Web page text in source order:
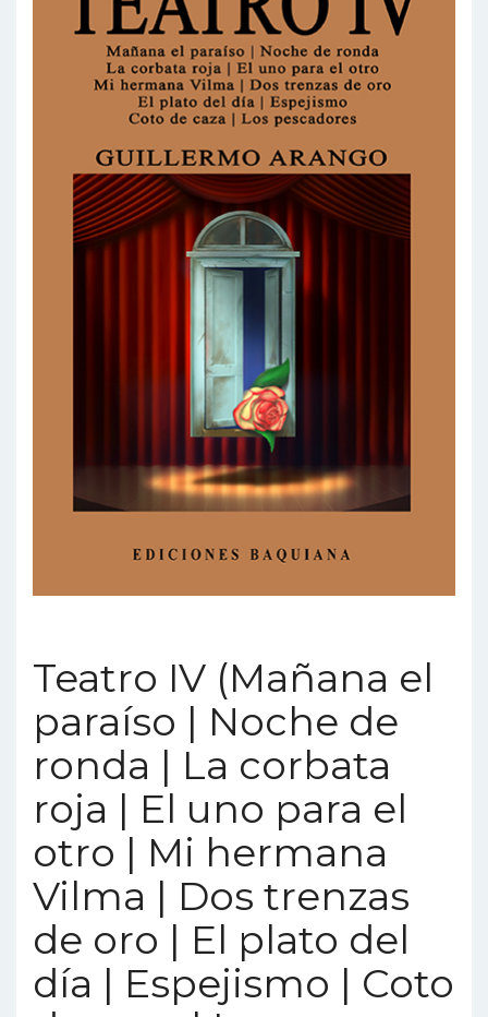
Teatro IV (Mañana el
paraíso | Noche de
ronda | La corbata
roja | El uno para el
otro | Mi hermana
Vilma | Dos trenzas
de oro | El plato del
día | Espejismo | Coto